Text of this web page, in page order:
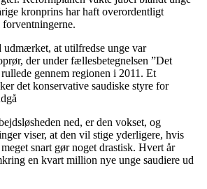
kronprins har haft overordentligt
udmærket, at utilfredse unge var
der under fællesbetegnelsen ”Det
gennem regionen i 2011. Et
det konservative saudiske styre for
ned, er den vokset, og
viser, at den vil stige yderligere, hvis
snart gør noget drastisk. Hvert år
en kvart million nye unge saudiere ud